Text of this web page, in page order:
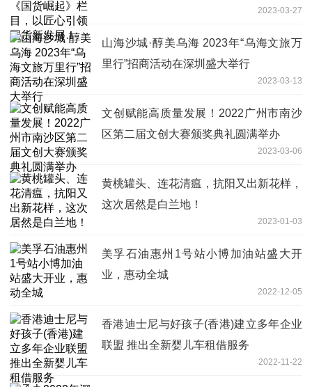
2023-03-27
山海沙城·醇美乌海 2023年“乌海文旅万
里行”招商活动在深圳盛大举行
2023-03-13
文创赋能高质量发展！2022广州市南沙
区第二届文创大赛颁奖典礼圆满举办
2023-03-06
黄桃罐头、连花清瘟，抗阳又出新花样，
这次居然是白兰地！
2023-01-03
美孚石油惠州1号站小博加油站盛大开
业，惠动全城
2022-12-05
香港迪士尼与好孩子(香港)建立多年企业
联盟 推出全新婴儿车租借服务
2022-11-22